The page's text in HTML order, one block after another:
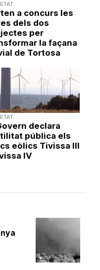
a concurs les
dels dos
per
la façana
de Tortosa
declara
pública els
eòlics Tivissa III
IV